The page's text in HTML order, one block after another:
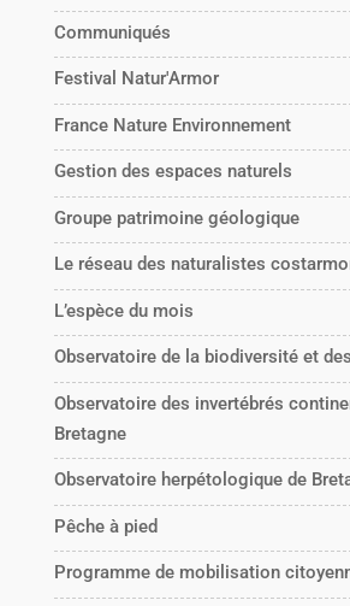
Communiqués
Festival Natur'Armor
France Nature Environnement
Gestion des espaces naturels
Groupe patrimoine géologique
Le réseau des naturalistes
L’espèce du mois
Observatoire de la biodiversité et
Observatoire des invertébrés
Bretagne
Observatoire herpétologique de
Pêche à pied
Programme de mobilisation